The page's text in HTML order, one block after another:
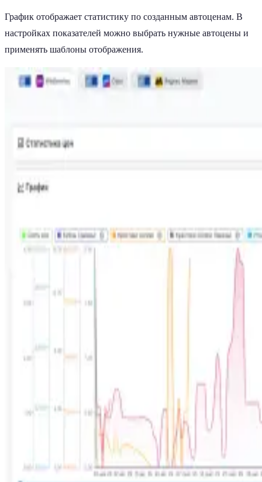
График отображает статистику по созданным автоценам. В
настройках показателей можно выбрать нужные автоцены и
применять шаблоны отображения.